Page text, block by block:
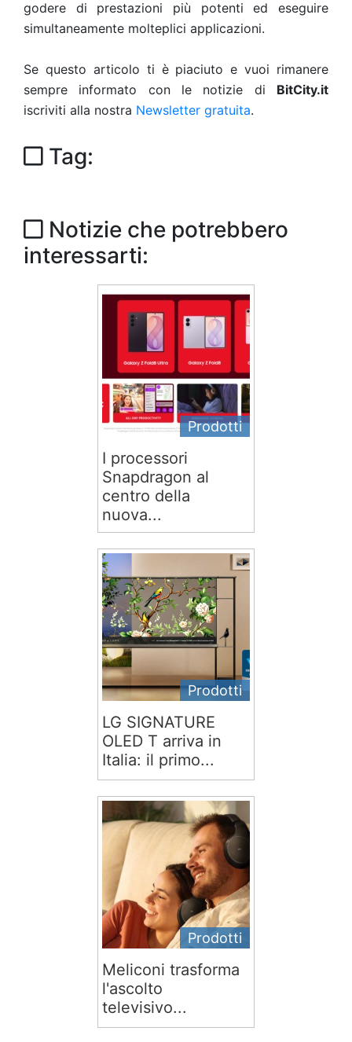
godere di prestazioni più potenti ed eseguire
simultaneamente molteplici applicazioni.
Se questo articolo ti è piaciuto e vuoi rimanere
sempre informato con le notizie di BitCity.it
iscriviti alla nostra Newsletter gratuita.
Tag:
Notizie che potrebbero
interessarti:
Prodotti
I processori
Snapdragon al
centro della
nuova...
Prodotti
LG SIGNATURE
OLED T arriva in
Italia: il primo...
Prodotti
Meliconi trasforma
l'ascolto
televisivo...